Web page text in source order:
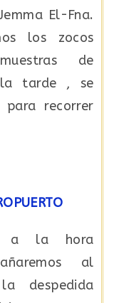
El-Fna.
los zocos
de
la tarde , se
recorrer
a la hora
al
despedida